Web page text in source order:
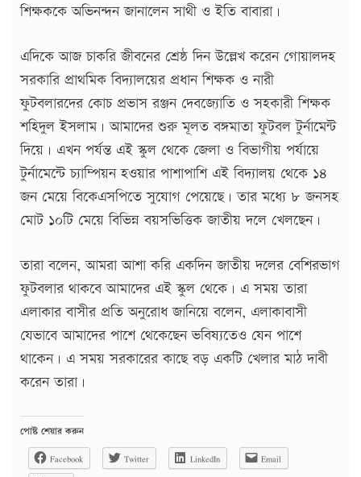
শিক্ষককে অভিনন্দন জানালেন সাথী ও ইতি বাবারা।
এদিকে আজ চাকরি জীবনের শ্রেষ্ঠ দিন উল্লেখ করেন গোয়ালদহ
সরকারি প্রাথমিক বিদ্যালয়ের প্রধান শিক্ষক ও নারী
ফুটবলারদের কোচ প্রভাস রঞ্জন দেবজ্যোতি ও সহকারী শিক্ষক
শহিদুল ইসলাম। আমাদের শুরু মূলত বঙ্গমাতা ফুটবল টুর্নামেন্ট
দিয়ে। এখন পর্যন্ত এই স্কুল থেকে জেলা ও বিভাগীয় পর্যায়ে
টুর্নামেন্টে চ্যাম্পিয়ন হওয়ার পাশাপাশি এই বিদ্যালয় থেকে ১৪
জন মেয়ে বিকেএসপিতে সুযোগ পেয়েছে। তার মধ্যে ৮ জনসহ
মোট ১০টি মেয়ে বিভিন্ন বয়সভিত্তিক জাতীয় দলে খেলছেন।
তারা বলেন, আমরা আশা করি একদিন জাতীয় দলের বেশিরভাগ
ফুটবলার থাকবে আমাদের এই স্কুল থেকে। এ সময় তারা
এলাকার বাসীর প্রতি অনুরোধ জানিয়ে বলেন, এলাকাবাসী
যেভাবে আমাদের পাশে থেকেছেন ভবিষ্যতেও যেন পাশে
থাকেন। এ সময় সরকারের কাছে বড় একটি খেলার মাঠ দাবী
করেন তারা।
পোষ্ট শেয়ার করুন
Facebook
Twitter LinkedIn
Email